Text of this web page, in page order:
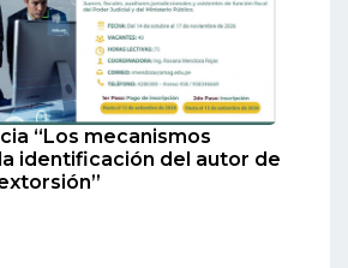
“Los mecanismos
identificación del autor de